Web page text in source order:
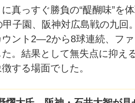
真っすぐ勝負の“醍醐味”を
子園、阪神対広島戦の九回
ント2―2から8球連続、ファ
。結果として無失点に抑え
する場面でした。